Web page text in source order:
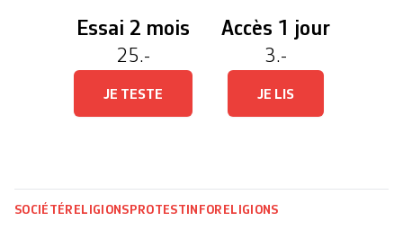
Essai 2 mois
25.-
JE TESTE
Accès 1 jour
3.-
JE LIS
SOCIÉTÉ RELIGIONS PROTESTINFO RELIGIONS